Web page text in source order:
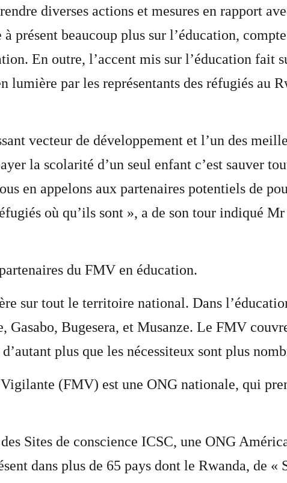
diverses actions et mesures en rapport
présent beaucoup plus sur l’éducation,
En outre, l’accent mis sur l’éducation fait
lumière par les représentants des réfugiés au
vecteur de développement et l’un des
la scolarité d’un seul enfant c’est sauver
en appelons aux partenaires potentiels de
où qu’ils sont », a de son tour indiqué
du FMV en éducation.
sur tout le territoire national. Dans
Gasabo, Bugesera, et Musanze. Le FMV
plus que les nécessiteux sont plus
(FMV) est une ONG nationale, qui
Sites de conscience ICSC, une ONG
dans plus de 65 pays dont le Rwanda, de